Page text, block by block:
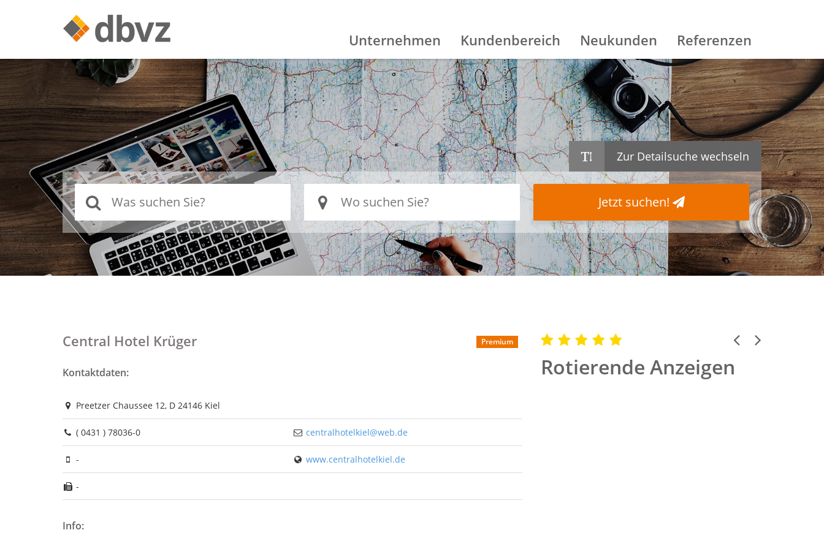
Unternehmen Kundenbereich Neukunden Referenzen
Zur Detailsuche wechseln
Jetzt suchen!
Central Hotel Krüger Premium
Kontaktdaten:
Preetzer Chaussee 12, D 24146 Kiel
( 0431 ) 78036-0 centralhotelkiel@web.de
- www.centralhotelkiel.de
-
Info:
Rotierende Anzeigen
Previous
Next